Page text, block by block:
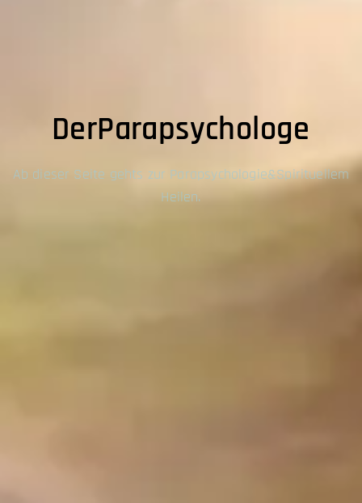
DerParapsychologe
Ab dieser Seite gehts zur Parapsychologie&Spirituellem
Heilen.